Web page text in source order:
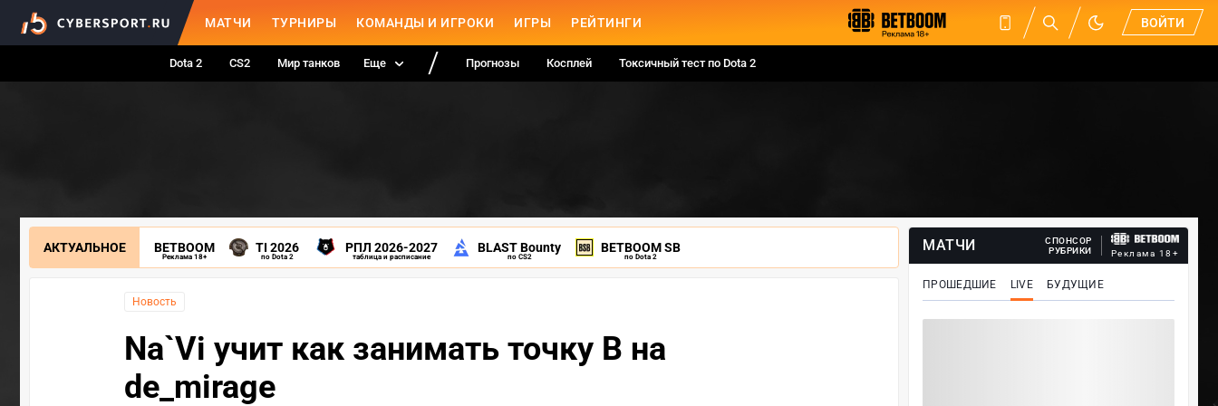
МАТЧИ ТУРНИРЫ КОМАНДЫ И ИГРОКИ ИГРЫ РЕЙТИНГИ ВОЙТИ
Dota 2 CS2 Мир танков Еще Прогнозы Косплей Токсичный тест по Dota 2
АКТУАЛЬНОЕ BETBOOM
Реклама 18+
TI 2026
по Dota 2
РПЛ 2026-2027
таблица и расписание
BLAST Bounty
по CS2
BETBOOM SB
по Dota 2
Новость
Na`Vi учит как занимать точку B на
de_mirage
МАТЧИ
СПОНСОР
РУБРИКИ
Реклама 18+
ПРОШЕДШИЕ LIVE БУДУЩИЕ